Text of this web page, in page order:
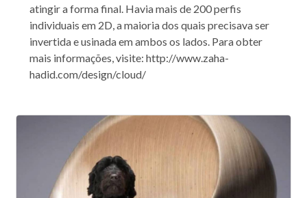
atingir a forma final. Havia mais de 200 perfis
individuais em 2D, a maioria dos quais precisava ser
invertida e usinada em ambos os lados. Para obter
mais informações, visite: http://www.zaha-
hadid.com/design/cloud/